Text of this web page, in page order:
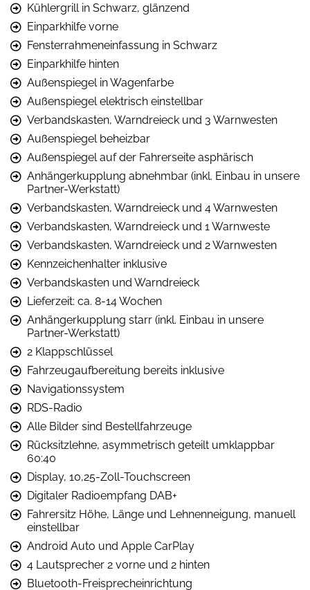
Kühlergrill in Schwarz, glänzend
Einparkhilfe vorne
Fensterrahmeneinfassung in Schwarz
Einparkhilfe hinten
Außenspiegel in Wagenfarbe
Außenspiegel elektrisch einstellbar
Verbandskasten, Warndreieck und 3 Warnwesten
Außenspiegel beheizbar
Außenspiegel auf der Fahrerseite asphärisch
Anhängerkupplung abnehmbar (inkl. Einbau in unsere
Partner-Werkstatt)
Verbandskasten, Warndreieck und 4 Warnwesten
Verbandskasten, Warndreieck und 1 Warnweste
Verbandskasten, Warndreieck und 2 Warnwesten
Kennzeichenhalter inklusive
Verbandskasten und Warndreieck
Lieferzeit: ca. 8-14 Wochen
Anhängerkupplung starr (inkl. Einbau in unsere
Partner-Werkstatt)
2 Klappschlüssel
Fahrzeugaufbereitung bereits inklusive
Navigationssystem
RDS-Radio
Alle Bilder sind Bestellfahrzeuge
Rücksitzlehne, asymmetrisch geteilt umklappbar
60:40
Display, 10,25-Zoll-Touchscreen
Digitaler Radioempfang DAB+
Fahrersitz Höhe, Länge und Lehnenneigung, manuell
einstellbar
Android Auto und Apple CarPlay
4 Lautsprecher 2 vorne und 2 hinten
Bluetooth-Freisprecheinrichtung